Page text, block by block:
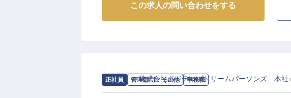
お客様にとってかけがえのない特別な一日を、あ
で支えるお仕事です。
で、心に残る感動を共に創り上げていきましょう。
お客様の笑顔が、何よりのやりがいとなるでしょう
この求人の問い合わせをする
正社員 管理部門・その他 事務職
求人情報：株式会社ポジティブドリームパーソンズ 本社